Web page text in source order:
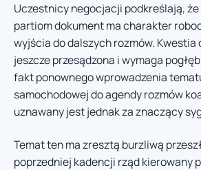
Uczestnicy negocjacji podkreślają,
partiom dokument ma charakter
wyjścia do dalszych rozmów. Kwestia
jeszcze przesądzona i wymaga
fakt ponownego wprowadzenia
samochodowej do agendy rozmów
uznawany jest jednak za znaczący
Temat ten ma zresztą burzliwą
poprzedniej kadencji rząd kierowany